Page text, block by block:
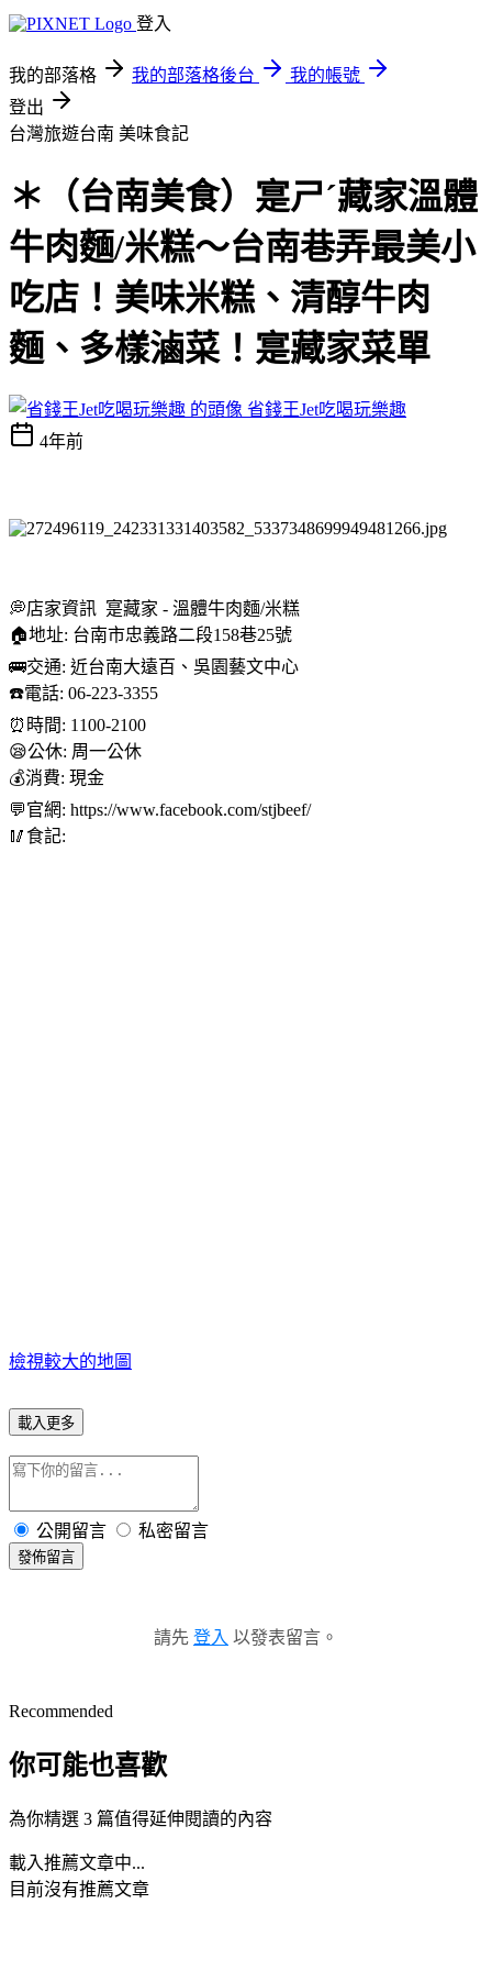
登入
我的部落格 我的部落格後台
我的帳號
登出
台灣旅遊台南 美味食記
＊（台南美食）寔ㄕˊ藏家溫體
牛肉麵/米糕～台南巷弄最美小
吃店！美味米糕、清醇牛肉
麵、多樣滷菜！寔藏家菜單
省錢王Jet吃喝玩樂趣
4年前
💭店家資訊 寔藏家 - 溫體牛肉麵/米糕
🏠地址: 台南市忠義路二段158巷25號
🚌交通: 近台南大遠百、吳園藝文中心
☎️電話: 06-223-3355
⏰時間: 1100-2100
😪公休: 周一公休
💰消費: 現金
💬官網: https://www.facebook.com/stjbeef/
🥢食記:
檢視較大的地圖
載入更多
公開留言 私密留言
發佈留言
請先 登入 以發表留言。
Recommended
你可能也喜歡
為你精選 3 篇值得延伸閱讀的內容
載入推薦文章中...
目前沒有推薦文章